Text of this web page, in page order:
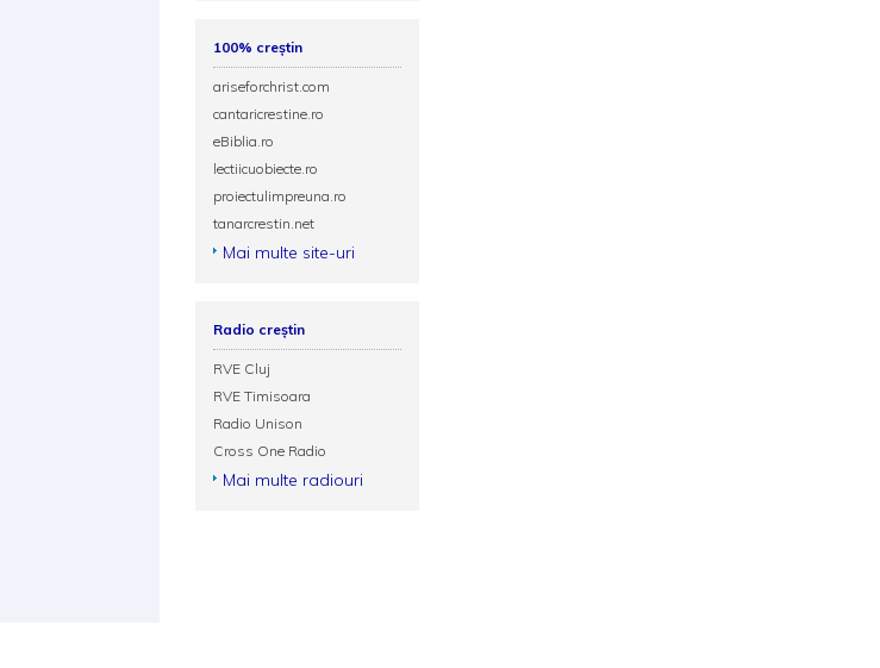
100% creștin
ariseforchrist.com
cantaricrestine.ro
eBiblia.ro
lectiicuobiecte.ro
proiectulimpreuna.ro
tanarcrestin.net
Mai multe site-uri
Radio creștin
RVE Cluj
RVE Timisoara
Radio Unison
Cross One Radio
Mai multe radiouri